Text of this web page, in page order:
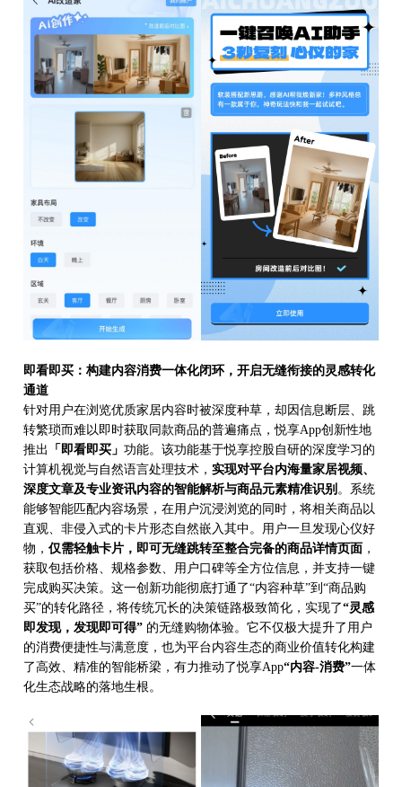
即看即买：构建内容消费一体化闭环，开启无缝衔接的灵感转化
通道
针对用户在浏览优质家居内容时被深度种草，却因信息断层、跳
转繁琐而难以即时获取同款商品的普遍痛点，悦享App创新性地
推出
「即看即买」 功能。该功能基于悦享控股自研的深度学习的
计算机视觉与自然语言处理技术， 实现对平台内海量家居视频、
深度文章及专业资讯内容的智能解析与商品元素精准识别 。系统
能够智能匹配内容场景，在用户沉浸浏览的同时，将相关商品以
直观、非侵入式的卡片形态自然嵌入其中。用户一旦发现心仪好
物， 仅需轻触卡片，即可无缝跳转至整合完备的商品详情页面，
获取包括价格、规格参数、用户口碑等全方位信息，并支持一键
完成购买决策。这一创新功能彻底打通了“内容种草”到“商品购
买”的转化路径，将传统冗长的决策链路极致简化，实现了“灵感
即发现，发现即可得” 的无缝购物体验。它不仅极大提升了用户
的消费便捷性与满意度，也为平台内容生态的商业价值转化构建
了高效、精准的智能桥梁，有力推动了悦享App“内容-消费”一体
化生态战略的落地生根。